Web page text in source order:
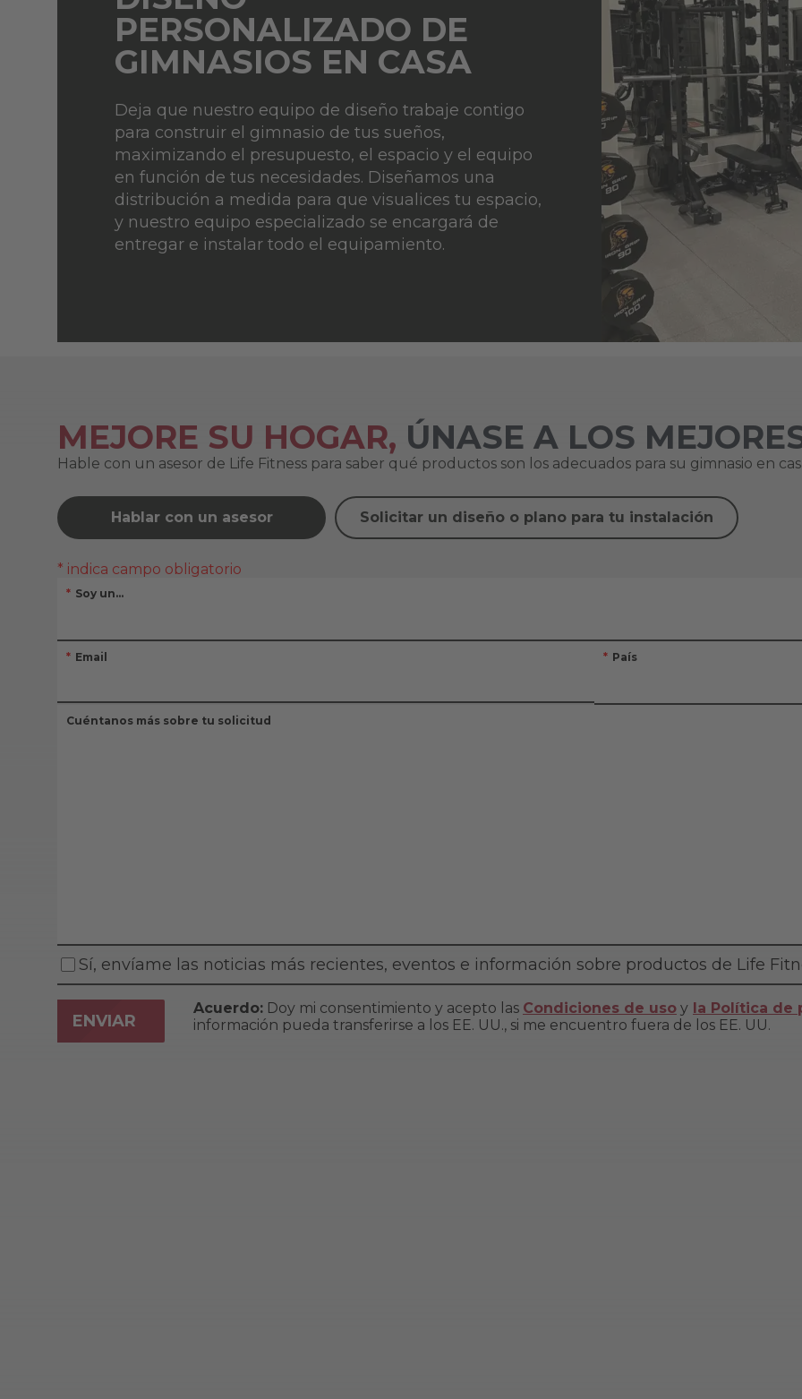
PERSONALIZADO DE
GIMNASIOS EN CASA
Deja que nuestro equipo de diseño trabaje contigo
para construir el gimnasio de tus sueños,
maximizando el presupuesto, el espacio y el equipo
en función de tus necesidades. Diseñamos una
distribución a medida para que visualices tu espacio,
y nuestro equipo especializado se encargará de
entregar e instalar todo el equipamiento.
MEJORE SU HOGAR, ÚNASE A LOS
Hable con un asesor de Life Fitness para saber qué productos son los adecuados para su gimnasio en
Hablar con un asesor Solicitar un diseño o plano para tu instalación